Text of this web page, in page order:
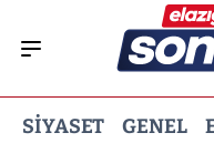
SIYASET GENEL